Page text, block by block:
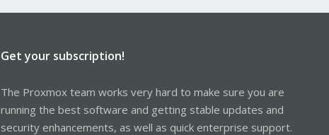
Get your subscription!
The Proxmox team works very hard to make sure you are
running the best software and getting stable updates and
security enhancements, as well as quick enterprise support.